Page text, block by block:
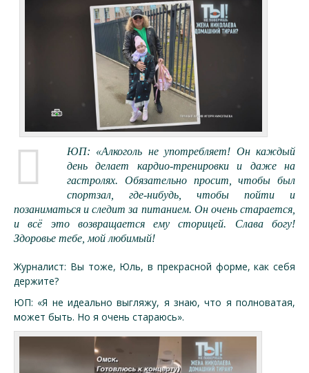
ЮП: «Алкоголь не употребляет! Он каждый
день делает кардио-тренировки и даже на
гастролях. Обязательно просит, чтобы был
спортзал, где-нибудь, чтобы пойти и
позаниматься и следит за питанием. Он очень старается,
и всё это возвращается ему сторицей. Слава богу!
Здоровье тебе, мой любимый!
Журналист: Вы тоже, Юль, в прекрасной форме, как себя
держите?
ЮП: «Я не идеально выгляжу, я знаю, что я полноватая,
может быть. Но я очень стараюсь».